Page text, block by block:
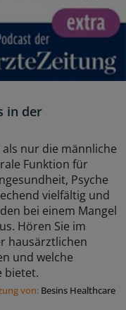
in der
nur die männliche
Funktion für
Psyche
vielfältig und
bei einem Mangel
Hören Sie im
hausärztlichen
und welche
bietet.
von: Besins Healthcare